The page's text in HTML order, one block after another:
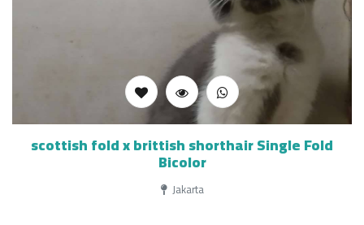
scottish fold x brittish shorthair Single Fold
Bicolor
Jakarta